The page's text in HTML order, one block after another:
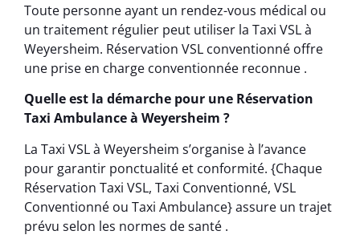
Toute personne ayant un rendez-vous médical ou
un traitement régulier peut utiliser la Taxi VSL à
Weyersheim. Réservation VSL conventionné offre
une prise en charge conventionnée reconnue .
Quelle est la démarche pour une Réservation
Taxi Ambulance à Weyersheim ?
La Taxi VSL à Weyersheim s’organise à l’avance
pour garantir ponctualité et conformité. {Chaque
Réservation Taxi VSL, Taxi Conventionné, VSL
Conventionné ou Taxi Ambulance} assure un trajet
prévu selon les normes de santé .